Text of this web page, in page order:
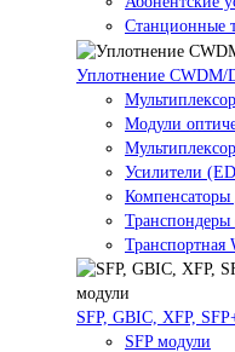
Станционные
Уплотнение CWDM/
Модули
Усилители
Транспондеры
Транспортная
SFP, GBIC, XFP,
SFP модули